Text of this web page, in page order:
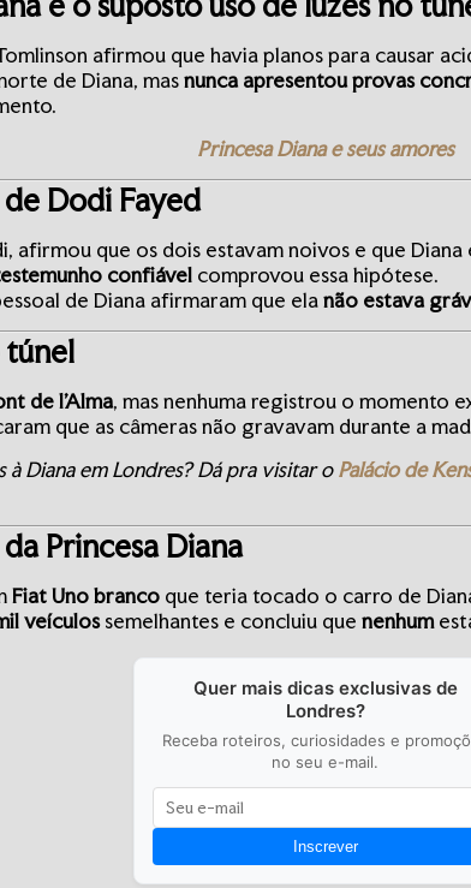
afirmou que havia planos para causar
de Diana, masnunca apresentou provas
Princesa Diana e seus amores
Dodi Fayed
afirmou que os dois estavam noivos e que
confiável comprovou essa hipótese.
de Diana afirmaram que elanão estava
túnel
de l’Alma, mas nenhuma registrou o momento
que as câmeras não gravavam durante a
Diana em Londres? Dá pra visitar oPalácio de
Princesa Diana
Fiat Uno branco que teria tocado o carro de
veículossemelhantes e concluiu quenenhum
Quer mais dicas exclusivas de
Londres?
Receba roteiros, curiosidades e
no seu e-mail.
Inscrever